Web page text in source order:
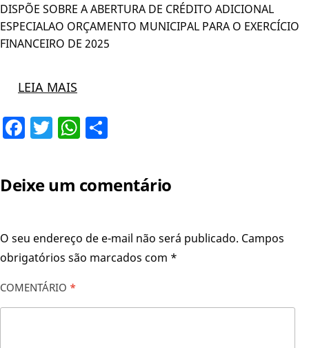
DISPÕE SOBRE A ABERTURA DE CRÉDITO ADICIONAL
ESPECIALAO ORÇAMENTO MUNICIPAL PARA O EXERCÍCIO
FINANCEIRO DE 2025
LEIA MAIS
Facebook
TwitterWhatsApp
Deixe um comentário
O seu endereço de e-mail não será publicado. Campos
obrigatórios são marcados com *
COMENTÁRIO *